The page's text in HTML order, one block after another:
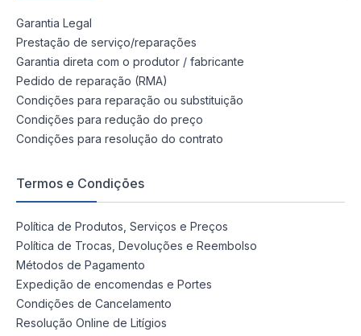
Garantia Legal
Prestação de serviço/reparações
Garantia direta com o produtor / fabricante
Pedido de reparação (RMA)
Condições para reparação ou substituição
Condições para redução do preço
Condições para resolução do contrato
Termos e Condições
Política de Produtos, Serviços e Preços
Política de Trocas, Devoluções e Reembolso
Métodos de Pagamento
Expedição de encomendas e Portes
Condições de Cancelamento
Resolução Online de Litígios